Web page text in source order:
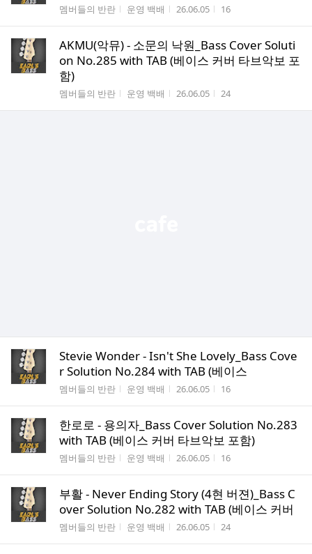
게시판명
멤버들의 반란 작성자
운영 백배 작성시간
26.06.05 조회수
16
AKMU(악뮤) - 소문의 낙원_Bass Cover Soluti
on No.285 with TAB (베이스 커버 타브악보 포
함)
게시판명
멤버들의 반란 작성자
운영 백배 작성시간
26.06.05 조회수
24
Stevie Wonder - Isn't She Lovely_Bass Cove
r Solution No.284 with TAB (베이스
게시판명
멤버들의 반란 작성자
운영 백배 작성시간
26.06.05 조회수
16
한로로 - 용의자_Bass Cover Solution No.283
with TAB (베이스 커버 타브악보 포함)
게시판명
멤버들의 반란 작성자
운영 백배 작성시간
26.06.05 조회수
16
부활 - Never Ending Story (4현 버젼)_Bass C
over Solution No.282 with TAB (베이스 커버
게시판명
멤버들의 반란 작성자
운영 백배 작성시간
26.06.05 조회수
24